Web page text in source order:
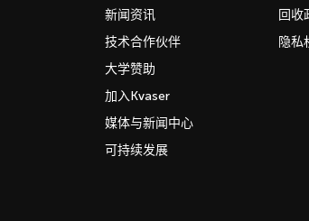
新闻资讯
技术合作伙伴
大学赞助
加入Kvaser
媒体与新闻中心
可持续发展
回收
隐私